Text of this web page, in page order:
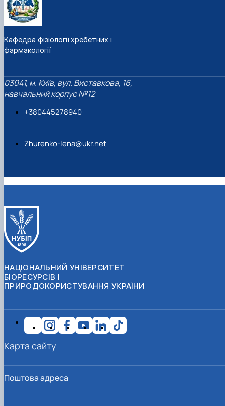
Кафедра фізіології хребетних і
фармакології
03041, м. Київ, вул. Виставкова, 16,
навчальний корпус №12
+380445278940
Zhurenko-lena@ukr.net
НАЦІОНАЛЬНИЙ УНІВЕРСИТЕТ
БІОРЕСУРСІВ І
ПРИРОДОКОРИСТУВАННЯ УКРАЇНИ
Поштова адреса
Карта сайту